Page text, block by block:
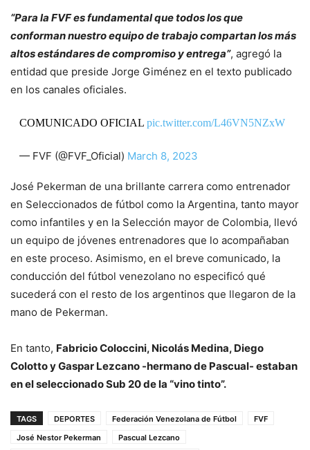
“Para la FVF es fundamental que todos los que
conforman nuestro equipo de trabajo compartan los más
altos estándares de compromiso y entrega”, agregó la
entidad que preside Jorge Giménez en el texto publicado
en los canales oficiales.
COMUNICADO OFICIAL pic.twitter.com/L46VN5NZxW
— FVF (@FVF_Oficial) March 8, 2023
José Pekerman de una brillante carrera como entrenador
en Seleccionados de fútbol como la Argentina, tanto mayor
como infantiles y en la Selección mayor de Colombia, llevó
un equipo de jóvenes entrenadores que lo acompañaban
en este proceso. Asimismo, en el breve comunicado, la
conducción del fútbol venezolano no especificó qué
sucederá con el resto de los argentinos que llegaron de la
mano de Pekerman.
En tanto, Fabricio Coloccini, Nicolás Medina, Diego
Colotto y Gaspar Lezcano -hermano de Pascual- estaban
en el seleccionado Sub 20 de la “vino tinto”.
TAGS DEPORTES Federación Venezolana de Fútbol
FVF
José Nestor Pekerman
Pascual Lezcano